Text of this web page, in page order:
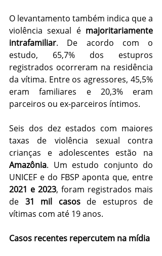
O levantamento também indica que a
violência sexual é majoritariamente
intrafamiliar. De acordo com o
estudo, 65,7% dos estupros
registrados ocorreram na residência
da vítima. Entre os agressores, 45,5%
eram familiares e 20,3% eram
parceiros ou ex-parceiros íntimos.
Seis dos dez estados com maiores
taxas de violência sexual contra
Amazônia. Um estudo conjunto do
2021 e 2023, foram registrados mais
de 31 mil casos de estupros de
vítimas com até 19 anos.
Casos recentes repercutem na mídia